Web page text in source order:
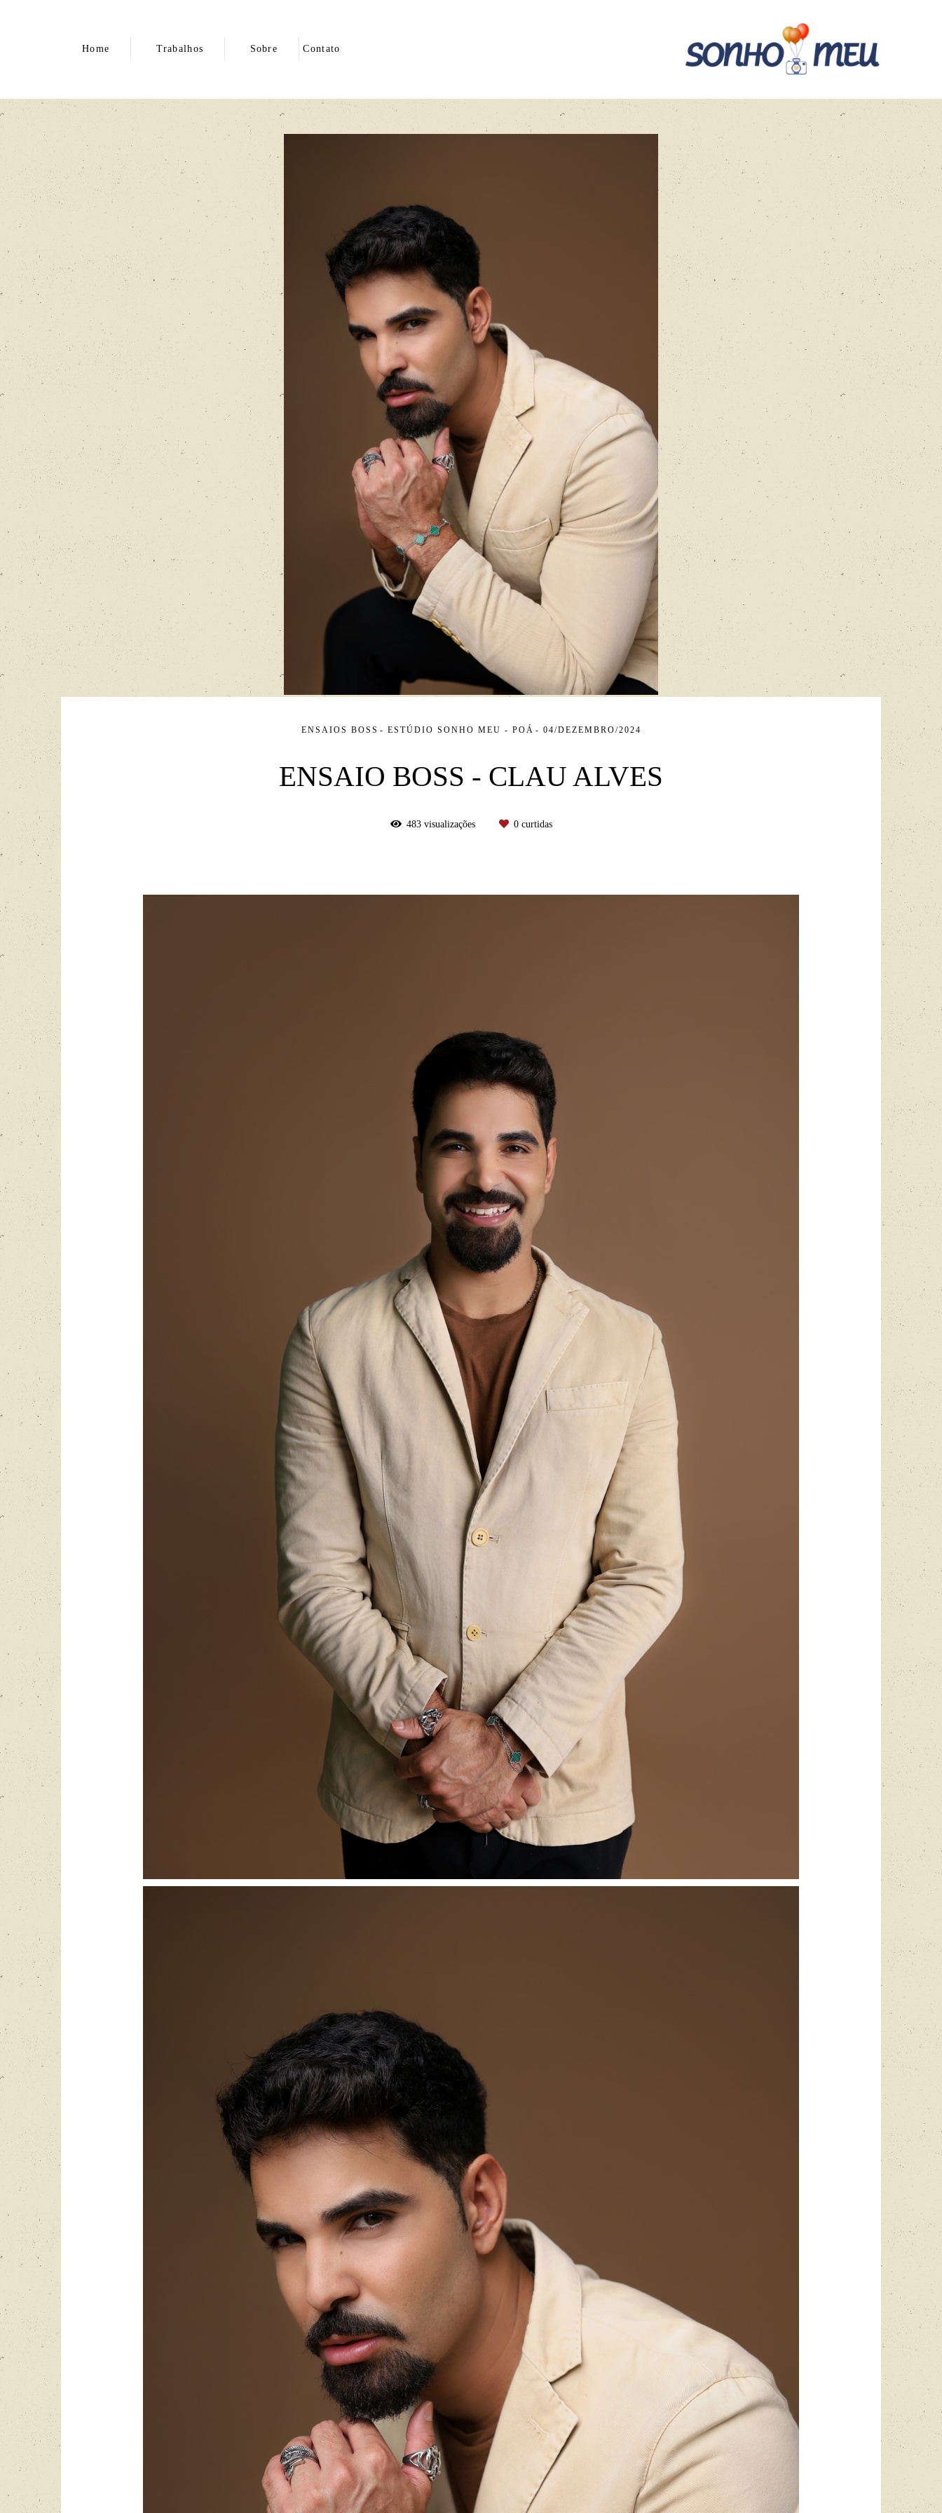
Home Trabalhos Sobre Contato
ENSAIOS BOSS ESTÚDIO SONHO MEU - POÁ 04/DEZEMBRO/2024
ENSAIO BOSS - CLAU ALVES
483visualizações 0curtidas